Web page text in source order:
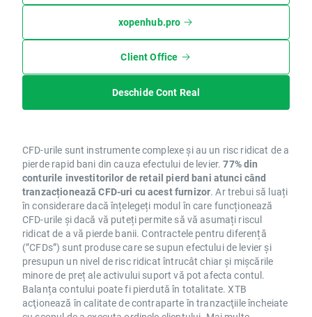
xopenhub.pro
Client Office
Deschide Cont Real
CFD-urile sunt instrumente complexe și au un risc ridicat de a
pierde rapid bani din cauza efectului de levier.77% din
conturile investitorilor de retail pierd bani atunci când
tranzacționează CFD-uri cu acest furnizor. Ar trebui să luați
în considerare dacă înțelegeți modul în care funcționează
CFD-urile și dacă vă puteți permite să vă asumați riscul
ridicat de a vă pierde banii. Contractele pentru diferență
(”CFDs”) sunt produse care se supun efectului de levier și
presupun un nivel de risc ridicat întrucât chiar și mișcările
minore de preț ale activului suport vă pot afecta contul.
Balanța contului poate fi pierdută în totalitate. XTB
acţionează în calitate de contraparte în tranzacţiile încheiate